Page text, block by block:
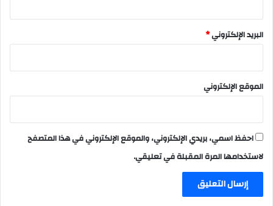
البريد الإلكتروني*
الموقع الإلكتروني
احفظ اسمي، بريدي الإلكتروني، والموقع الإلكتروني في هذا المتصفح
لاستخدامها المرة المقبلة في تعليقي.